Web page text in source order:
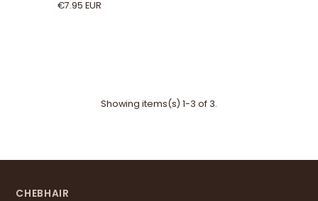
€7.95 EUR
Showing items(s) 1-3 of 3.
CHEBHAIR